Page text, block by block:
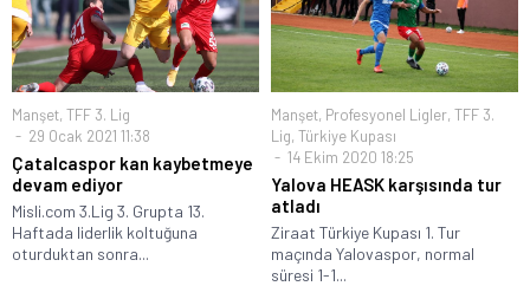
Manşet, TFF 3. Lig
29 Ocak 2021 11:38
Çatalcaspor kan kaybetmeye
devam ediyor
Misli.com 3.Lig 3. Grupta 13.
Haftada liderlik koltuğuna
oturduktan sonra...
Manşet, Profesyonel Ligler, TFF 3.
Lig, Türkiye Kupası
14 Ekim 2020 18:25
Yalova HEASK karşısında tur
atladı
Ziraat Türkiye Kupası 1. Tur
maçında Yalovaspor, normal
süresi 1-1...